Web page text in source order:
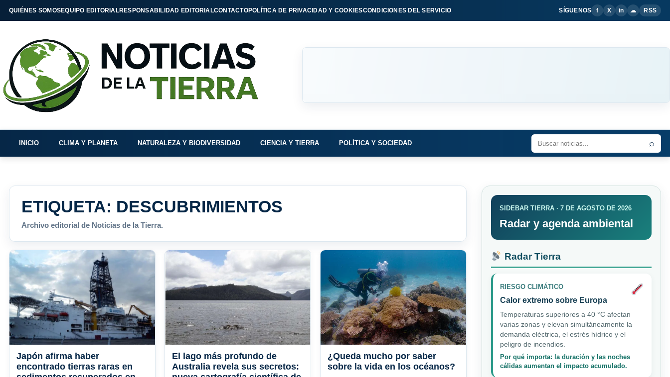
QUIÉNES SOMOSEQUIPO EDITORIALRESPONSABILIDAD EDITORIALCONTACTOPOLÍTICA DE PRIVACIDAD Y COOKIESCONDICIONES DEL SERVICIO SÍGUENOS f X in ☁ RSS
INICIO CLIMA Y PLANETA NATURALEZA Y BIODIVERSIDAD CIENCIA Y TIERRA POLÍTICA Y SOCIEDAD ⌕
ETIQUETA: DESCUBRIMIENTOS
Archivo editorial de Noticias de la Tierra.
Japón afirma haber
encontrado tierras raras en
El lago más profundo de
Australia revela sus secretos:
¿Queda mucho por saber
sobre la vida en los océanos?
SIDEBAR TIERRA · 7 DE AGOSTO DE 2026
Radar y agenda ambiental
Radar Tierra
RIESGO CLIMÁTICO
Calor extremo sobre Europa
Temperaturas superiores a 40 °C afectan
varias zonas y elevan simultáneamente la
demanda eléctrica, el estrés hídrico y el
peligro de incendios.
Por qué importa: la duración y las noches
cálidas aumentan el impacto acumulado.